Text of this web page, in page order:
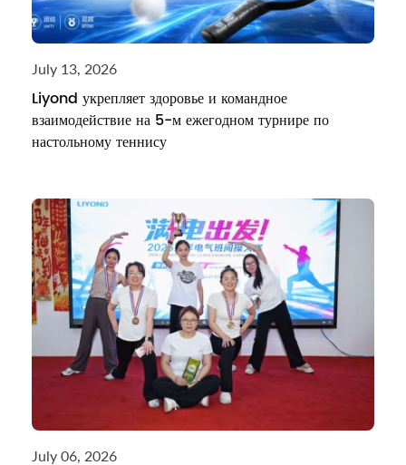
July 13, 2026
Liyond укрепляет здоровье и командное
взаимодействие на 5-м ежегодном турнире по
настольному теннису
July 06, 2026